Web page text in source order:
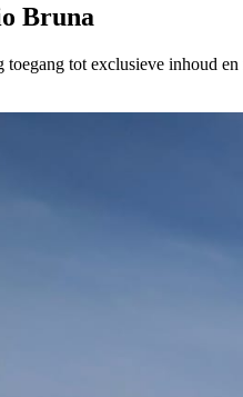
Bruna
toegang tot exclusieve inhoud